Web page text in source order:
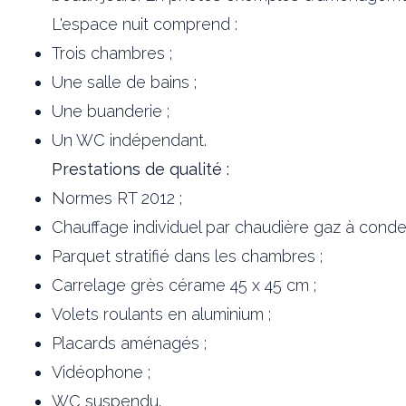
L'espace nuit comprend :
Trois chambres ;
Une salle de bains ;
Une buanderie ;
Un WC indépendant.
Prestations de qualité :
Normes RT 2012 ;
Chauffage individuel par chaudière gaz à
Parquet stratifié dans les chambres ;
Carrelage grès cérame 45 x 45 cm ;
Volets roulants en aluminium ;
Placards aménagés ;
Vidéophone ;
WC suspendu.